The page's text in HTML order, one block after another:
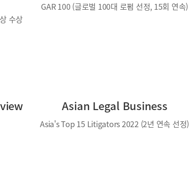
수상
GAR 100 (글로벌 100대 로펌 선정, 15회 연속)
Asian Legal Business
Asia's Top 15 Litigators 2022 (2년 연속 선정)